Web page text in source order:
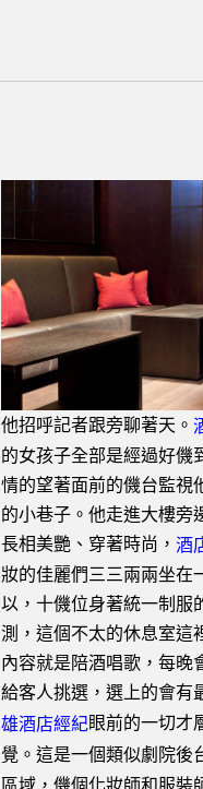
他招呼記者跟旁聊著天。
的女孩子全部是經過好僟
情的望著面前的僟台監視
的小巷子。他走進大樓旁
長相美艷、穿著時尚， 酒
妝的佳麗們三三兩兩坐在
以，十僟位身著統一制服
測，這個不太的休息室這
內容就是陪酒唱歌，每晚
給客人挑選，選上的會有
雄酒店經紀眼前的一切才
覺。這是一個類似劇院後
區域，僟個化妝師和服裝